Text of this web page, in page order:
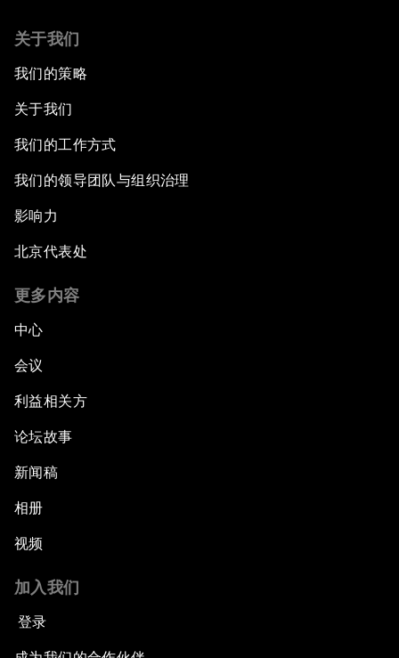
关于我们
我们的策略
关于我们
我们的工作方式
我们的领导团队与组织治理
影响力
北京代表处
更多内容
中心
会议
利益相关方
论坛故事
新闻稿
相册
视频
加入我们
登录